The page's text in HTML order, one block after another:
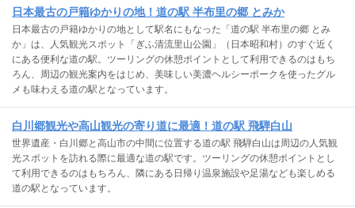
日本最古の戸籍ゆかりの地！道の駅 半布里の郷 とみか
日本最古の戸籍ゆかりの地として駅名にもなった「道の駅 半布里の郷 とみ
か」は、人気観光スポット「ぎふ清流里山公園」（日本昭和村）のすぐ近く
にある便利な道の駅。ツーリングの休憩ポイントとして利用できるのはもち
ろん、周辺の観光案内をはじめ、美味しい美濃ヘルシーポークを使ったグル
メも味わえる道の駅となっています。
白川郷観光や高山観光の寄り道に最適！道の駅 飛騨白山
世界遺産・白川郷と高山市の中間に位置する道の駅 飛騨白山は周辺の人気観
光スポットを訪れる際に最適な道の駅です。ツーリングの休憩ポイントとし
て利用できるのはもちろん、隣にある日帰り温泉施設や足湯なども楽しめる
道の駅となっています。